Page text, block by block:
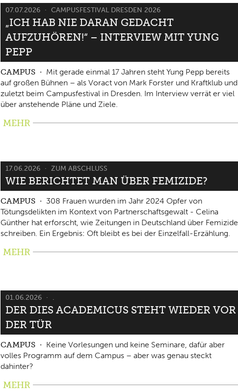
07.07.2026 CAMPUSFESTIVAL DRESDEN 2026
„ICH HAB NIE DARAN GEDACHT
AUFZUHÖREN!“ – INTERVIEW MIT YUNG
PEPP
CAMPUS
Mit gerade einmal 17 Jahren steht Yung Pepp bereits
auf großen Bühnen – als Voract von Mark Forster und Kraftklub und
zuletzt beim Campusfestival in Dresden. Im Interview verrät er viel
über anstehende Pläne und Ziele.
MEHR
17.06.2026 ZUM ABSCHLUSS
WIE BERICHTET MAN ÜBER FEMIZIDE?
CAMPUS
308 Frauen wurden im Jahr 2024 Opfer von
Tötungsdelikten im Kontext von Partnerschaftsgewalt - Celina
Günther hat erforscht, wie Zeitungen in Deutschland über Femizide
schreiben. Ein Ergebnis: Oft bleibt es bei der Einzelfall-Erzählung.
MEHR
01.06.2026 .
DER DIES ACADEMICUS STEHT WIEDER VOR
DER TÜR
CAMPUS
Keine Vorlesungen und keine Seminare, dafür aber
volles Programm auf dem Campus – aber was genau steckt
dahinter?
MEHR